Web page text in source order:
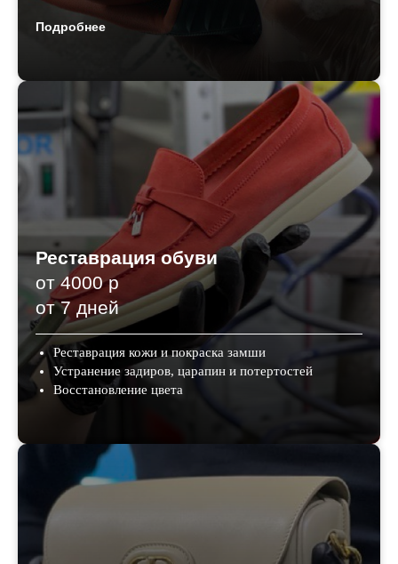
Подробнее
Реставрация обуви
от 4000 р
от 7 дней
Реставрация кожи и покраска замши
Устранение задиров, царапин и потертостей
Восстановление цвета